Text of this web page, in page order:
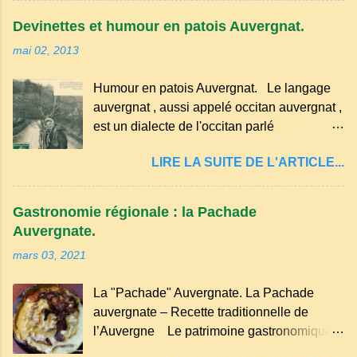
voisins se hâtent de planter dans le
aperçoit, il remet le pain sur le bon coté,
mais il doit payer autant de bouteilles de vin
qu’il y a de couteaux ou de fourchettes
d’Ambert). Les quatre chemins. Quand
deux chemins se rencontrent et se coupent,
leur intersection forme un carrefour qui a
Devinettes et humour en patois Auvergnat.
mai 02, 2013
Humour en patois Auvergnat. Le langage
auvergnat , aussi appelé occitan auvergnat ,
est un dialecte de l'occitan parlé
certaines parties du Massif central . Il
appartient à la famille des langues romanes
et est classé parmi les dialectes du nord-
occitan . Bien que le nombre de locuteurs
traditionnelle et les contes. Il a aussi
influencé le français parlé en Auvergne.
Caractéristiques du langage auvergnat
LIRE LA SUITE DE L'ARTICLE...
Gastronomie régionale : la Pachade
Auvergnate.
mars 03, 2021
La "Pachade" Auvergnate. La Pachade
auvergnate – Recette traditionnelle de
l’Auvergne Le patrimoine gastronomique